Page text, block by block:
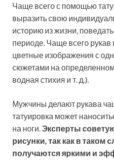
Чаще всего с помощью
выразить свою
историю из жизни,
периоде. Чаще всего рукав
цветные изображения с
сюжетами на
водная стихия и т. д.).
Мужчины делают рукава
татуировка может
на ноги. Эксперты
рисунки, так как в таком
получаются яркими и